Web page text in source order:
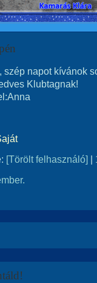
szép napot kívánok
Klubtagnak!
[Törölt felhasználó] |